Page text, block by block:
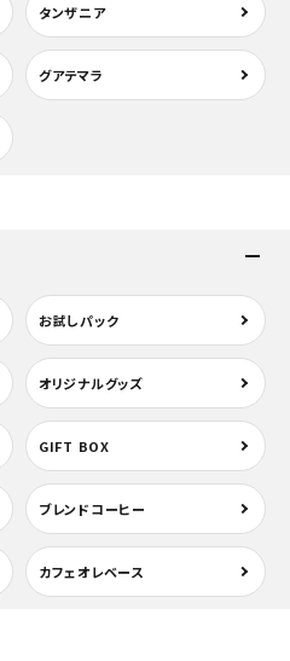
タンザニア
グアテマラ
お試しパック
オリジナルグッズ
GIFT BOX
ブレンドコーヒー
カフェオレベース